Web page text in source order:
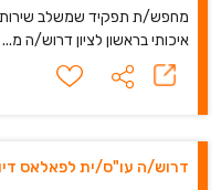
מחפש/ת תפקיד שמשלב שירות,
איכותי בראשון לציון דרוש/ה מ...
דרוש/ה עו"ס/ית לפאלאס